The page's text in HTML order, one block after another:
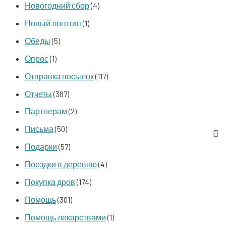
Новогодний сбор(4)
Новый логотип(1)
Обеды(5)
Опрос(1)
Отправка посылок(117)
Отчеты(387)
Партнерам(2)
Письма(50)
Подарки(57)
Поездки в деревню(4)
Покупка дров(174)
Помощь(301)
Помощь лекарствами(1)